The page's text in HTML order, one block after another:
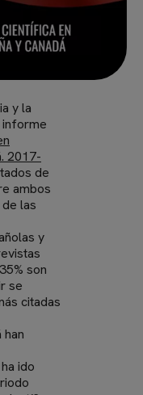
y la
informe
2017-
de
ambos
las
y
son
se
citadas
ido